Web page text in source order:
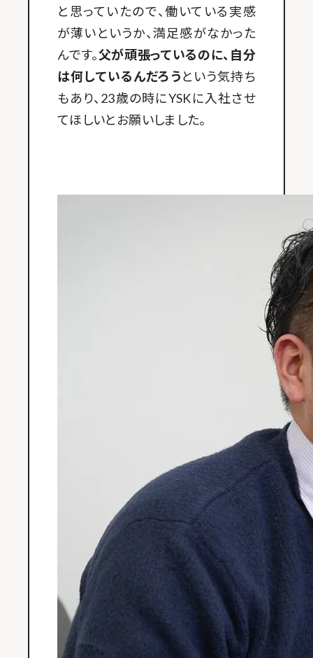
と思っていたので、働いている実感
が薄いというか、満足感がなかった
んです。父が頑張っているのに、自分
は何しているんだろうという気持ち
もあり、23歳の時にYSKに入社させ
てほしいとお願いしました。